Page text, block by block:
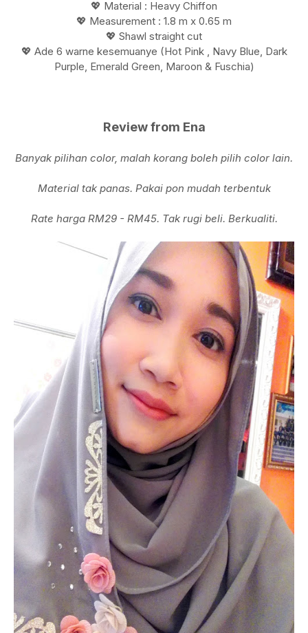
💖 Material : Heavy Chiffon
💖 Measurement : 1.8 m x 0.65 m
💖 Shawl straight cut
💖 Ade 6 warne kesemuanye (Hot Pink , Navy Blue, Dark
Purple, Emerald Green, Maroon & Fuschia)
Review from Ena
Banyak pilihan color, malah korang boleh pilih color lain.
Material tak panas. Pakai pon mudah terbentuk
Rate harga RM29 - RM45. Tak rugi beli. Berkualiti.